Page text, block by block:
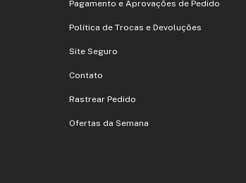
Pagamento e Aprovações de Pedido
Política de Trocas e Devoluções
Site Seguro
Contato
Rastrear Pedido
Ofertas da Semana